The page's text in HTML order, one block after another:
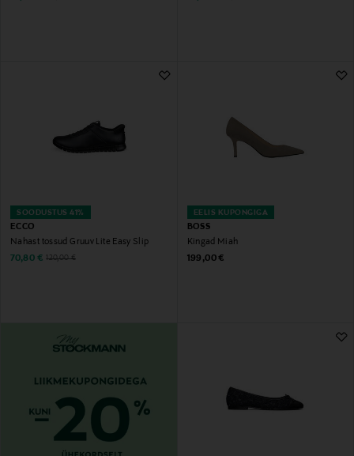
SOODUSTUS 41%
ECCO
Nahast tossud Gruuv Lite Easy Slip
Discounted Price
70,80 € Original Price
120,00 €
EELIS KUPONGIGA
BOSS
Kingad Miah
Original Price
199,00 €